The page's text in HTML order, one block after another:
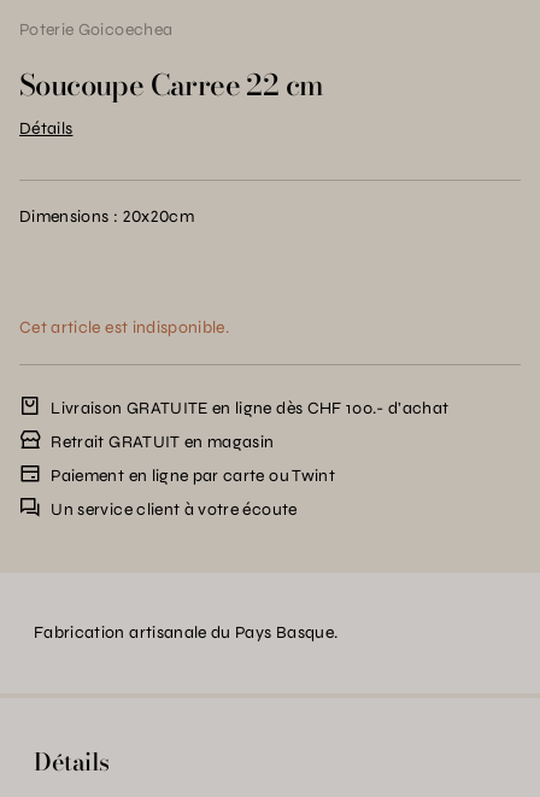
Poterie Goicoechea
Soucoupe Carree 22 cm
Détails
Dimensions : 20x20cm
Cet article est indisponible.
Livraison GRATUITE en ligne dès CHF 100.- d’achat
Retrait GRATUIT en magasin
Paiement en ligne par carte ou Twint
Un service client à votre écoute
Fabrication artisanale du Pays Basque.
Détails